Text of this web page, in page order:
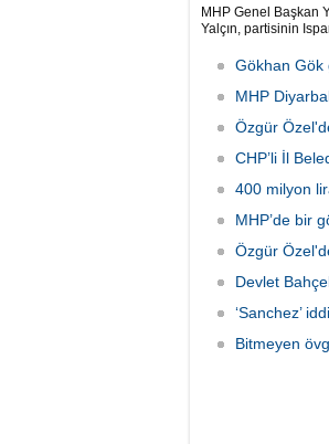
MHP Genel Başkan
Yalçın, partisinin
Isparta İl
Gülay'ın atandığını
Gökhan Gök
MHP
Özgür
CHP’li İl
400 milyon
MHP’de bir
Özgür
Devlet
‘Sanchez’
Bitmeyen